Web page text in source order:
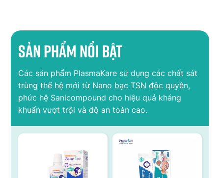
Sản phẩm nổi bật
Các sản phẩm PlasmaKare sử dụng các chất sát
trùng thế hệ mới từ Nano bạc TSN độc quyền,
phức hệ Sanicompound cho hiệu quả kháng
khuẩn vượt trội và độ an toàn cao.